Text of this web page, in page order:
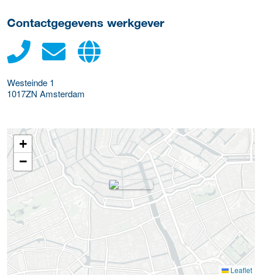
Contactgegevens werkgever
Westeinde 1
1017ZN Amsterdam
+
−
Leaflet